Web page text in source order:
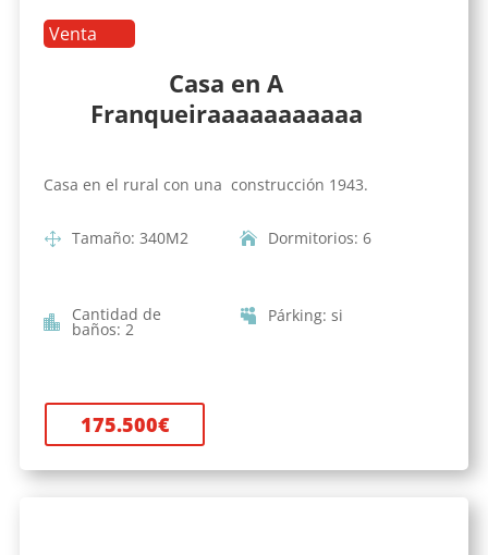
Venta
Casa en A
Franqueiraaaaaaaaaaa
Casa en el rural con una construcción 1943.
Tamaño: 340M2 Dormitorios: 6
Cantidad de
baños: 2
Párking: si
175.500€